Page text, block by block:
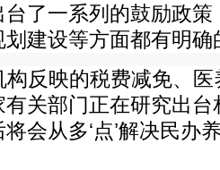
了一系列的鼓励政
划建设等方面都有明确
构反映的税费减免、
关部门正在研究出台
会从多‘点’解决民办